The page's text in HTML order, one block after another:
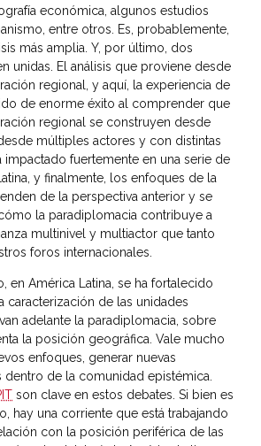
económica, algunos estudios
entre otros. Es, probablemente,
más amplia. Y, por último, dos
unidas. El análisis que proviene desde
regional, y aquí, la experiencia de
de enorme éxito al comprender que
regional se construyen desde
múltiples actores y con distintas
fuertemente en una serie de
y finalmente, los enfoques de la
de la perspectiva anterior y se
la paradiplomacia contribuye a
multinivel y multiactor que tanto
foros internacionales.
en América Latina, se ha fortalecido
caracterización de las unidades
adelante la paradiplomacia, sobre
la posición geográfica. Vale mucho
enfoques, generar nuevas
dentro de la comunidad epistémica.
son clave en estos debates. Si bien es
hay una corriente que está trabajando
con la posición periférica de las